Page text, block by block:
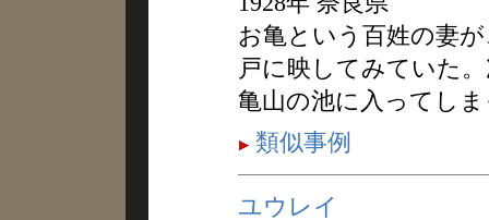
お亀という百姓の妻
戸に映してみていた
亀山の池に入ってし
類似事例
ユウレイ